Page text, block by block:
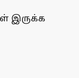
இருக்க